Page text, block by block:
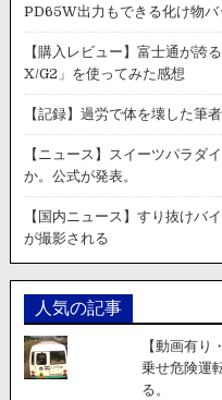
PD65W出力もできる化け物バ
【購入レビュー】富士通が
X/G2」を使ってみた感想
【記録】過労で体を壊した筆
【ニュース】スイーツパラダ
か。公式が発表。
【国内ニュース】すり抜けバ
が撮影される
人気の記事
【動画有り
乗せ危険運
る。